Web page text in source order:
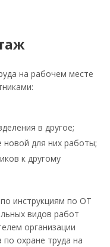
на рабочем месте
в другое;
для них работы;
к другому
инструкциям по ОТ
видов работ
организации
охране труда на